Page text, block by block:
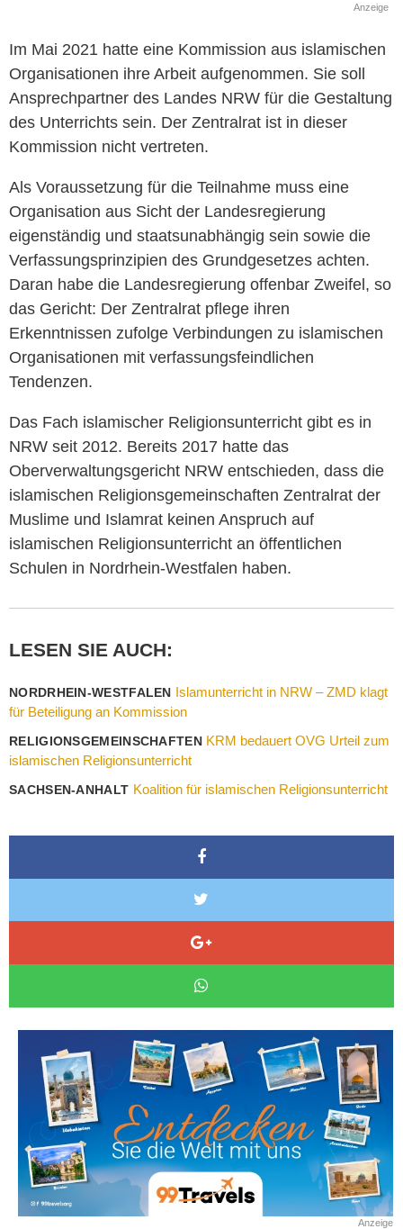
Anzeige
Im Mai 2021 hatte eine Kommission aus islamischen
Organisationen ihre Arbeit aufgenommen. Sie soll
Ansprechpartner des Landes NRW für die Gestaltung
des Unterrichts sein. Der Zentralrat ist in dieser
Kommission nicht vertreten.
Als Voraussetzung für die Teilnahme muss eine
Organisation aus Sicht der Landesregierung
eigenständig und staatsunabhängig sein sowie die
Verfassungsprinzipien des Grundgesetzes achten.
Daran habe die Landesregierung offenbar Zweifel, so
das Gericht: Der Zentralrat pflege ihren
Erkenntnissen zufolge Verbindungen zu islamischen
Organisationen mit verfassungsfeindlichen
Tendenzen.
Das Fach islamischer Religionsunterricht gibt es in
NRW seit 2012. Bereits 2017 hatte das
Oberverwaltungsgericht NRW entschieden, dass die
islamischen Religionsgemeinschaften Zentralrat der
Muslime und Islamrat keinen Anspruch auf
islamischen Religionsunterricht an öffentlichen
Schulen in Nordrhein-Westfalen haben.
LESEN SIE AUCH:
NORDRHEIN-WESTFALEN Islamunterricht in NRW – ZMD klagt
für Beteiligung an Kommission
RELIGIONSGEMEINSCHAFTEN KRM bedauert OVG Urteil zum
islamischen Religionsunterricht
SACHSEN-ANHALT Koalition für islamischen Religionsunterricht
Anzeige